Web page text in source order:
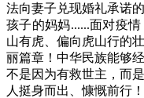
法向妻子兑现婚礼承诺
孩子的妈妈......面对疫
山有虎、偏向虎山行的
丽篇章！中华民族能够
不是因为有救世主，而
人挺身而出、慷慨前行！